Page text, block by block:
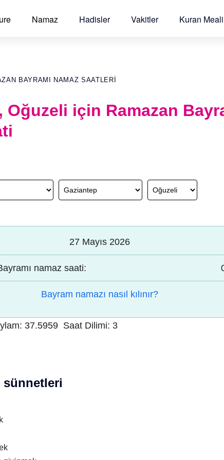
Namaz Hadisler Vakitler Kuran Meali
BAYRAMI NAMAZ SAATLERI
Oğuzeli için Ramazan
27 Mayıs 2026
namaz saati:
Bayram namazı nasıl kılınır?
37.5959 Saat Dilimi: 3
sünnetleri